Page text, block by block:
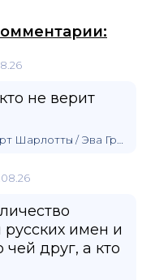
не верит
/ Эва Гринерс
имен и
друг, а кто